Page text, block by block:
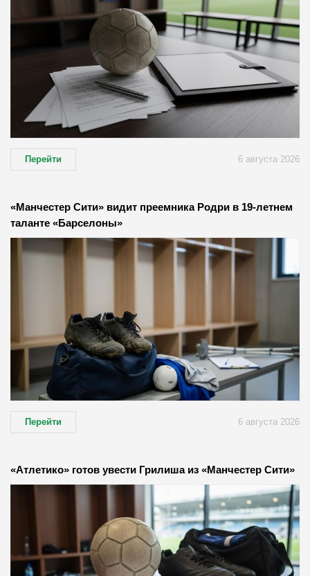
Перейти 6 августа 2026
«Манчестер Сити» видит преемника Родри в 19-летнем
таланте «Барселоны»
Перейти 6 августа 2026
«Атлетико» готов увести Грилиша из «Манчестер Сити»